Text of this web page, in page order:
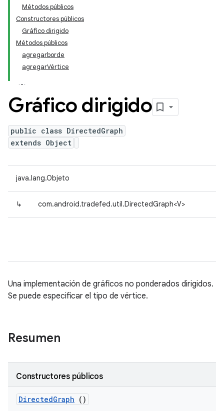
Métodos públicos
Constructores públicos
Gráfico dirigido
Métodos públicos
agregarborde
agregarVértice
Gráfico dirigido
public class DirectedGraph
extends Object
java.lang.Objeto
↳ com.android.tradefed.util.DirectedGraph<V>
Una implementación de gráficos no ponderados dirigidos.
Se puede especificar el tipo de vértice.
Resumen
Constructores públicos
DirectedGraph ()